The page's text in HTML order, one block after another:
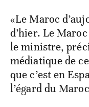
«Le Maroc
d’hier. Le
le ministre,
médiatique de
que c’est en
l’égard du